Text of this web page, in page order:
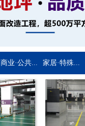
商业·公共... 家居·特殊...